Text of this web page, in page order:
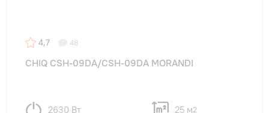
4,7 48
CHIQ CSH-09DA/CSH-09DA MORANDI
2630 Вт 25 м2